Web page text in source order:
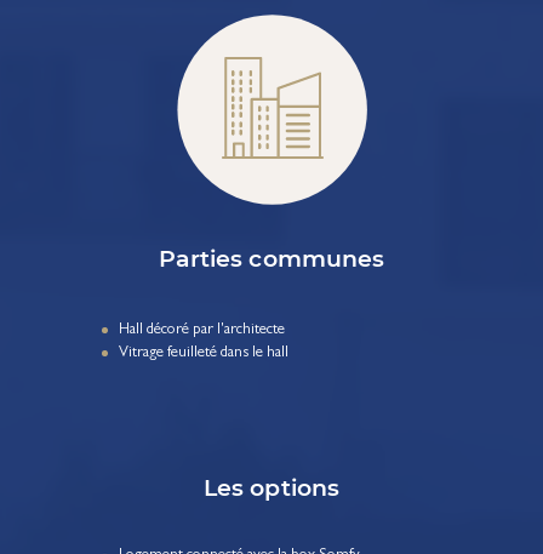
Parties communes
Hall décoré par l'architecte
Vitrage feuilleté dans le hall
Les options